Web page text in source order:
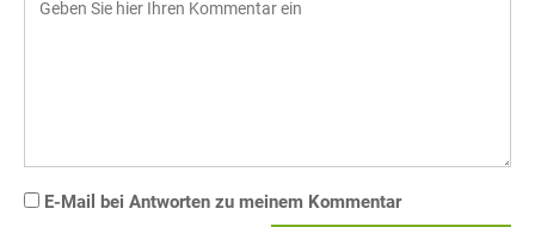
E-Mail bei Antworten zu meinem Kommentar